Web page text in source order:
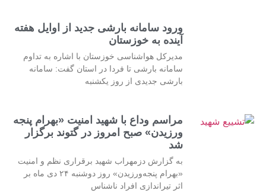
ورود سامانه بارشی جدید از اوایل هفته
آینده به خوزستان
مدیرکل هواشناسی خوزستان با اشاره به تداوم
سامانه بارشی تا فردا در استان گفت: سامانه
بارشی جدیدی از روز یکشنبه
مراسم وداع با شهید امنیت «بهرام پنجه
ورزیدن» صبح امروز در گتوند برگزار
شد
به گزارش دزمهراب شهید برقراری نظم و امنیت
«بهرام پنجه‌ورزیدن» روز دوشنبه ۲۴ دی ماه بر
اثر تیراندازی افراد ناشناس